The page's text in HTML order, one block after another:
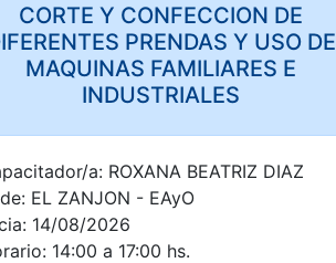
CORTE Y CONFECCION DE
PRENDAS Y USO DE
MAQUINAS FAMILIARES E
INDUSTRIALES
a: ROXANA BEATRIZ DIAZ
EL ZANJON - EAyO
14/08/2026
14:00 a 17:00 hs.